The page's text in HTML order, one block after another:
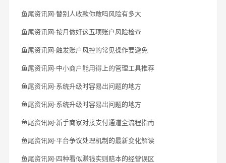
鱼尾资讯网·替别人收款你敢吗风险有多大
鱼尾资讯网·按月做好这五项账户风险检查
鱼尾资讯网·触发账户风控的常见操作要避免
鱼尾资讯网·中小商户能用得上的管理工具推荐
鱼尾资讯网·系统升级时容易出问题的地方
鱼尾资讯网·系统升级时容易出问题的地方
鱼尾资讯网·新手商家对接支付通道全流程指南
鱼尾资讯网·平台争议处理机制的最新变化解读
鱼尾资讯网·四种看似赚钱实则赔本的经营误区